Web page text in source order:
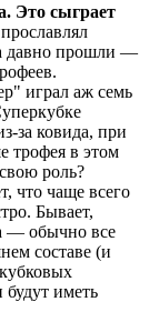
Это сыграет
давно прошли —
играл аж семь
за ковида, при
трофея в этом
роль?
что чаще всего
Бывает,
— обычно все
составе (и
будут иметь